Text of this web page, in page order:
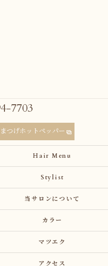
7703
まつげホットペッパー
Hair Menu
Stylist
当サロンについて
カラー
マツエク
アクセス